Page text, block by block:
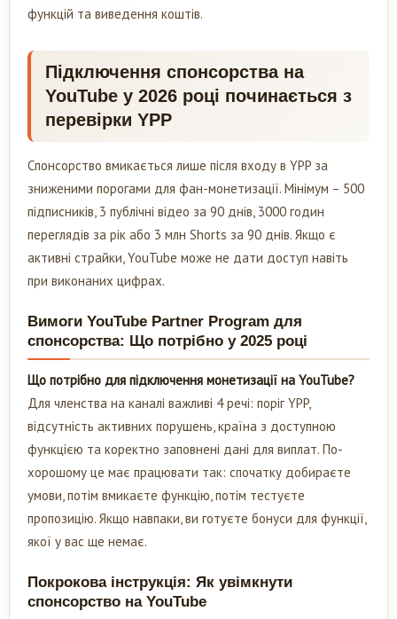
функцій та виведення коштів.
Підключення спонсорства на
YouTube у 2026 році починається з
перевірки YPP
Спонсорство вмикається лише після входу в YPP за
зниженими порогами для фан-монетизації. Мінімум – 500
підписників, 3 публічні відео за 90 днів, 3000 годин
переглядів за рік або 3 млн Shorts за 90 днів. Якщо є
активні страйки, YouTube може не дати доступ навіть
при виконаних цифрах.
Вимоги YouTube Partner Program для
спонсорства: Що потрібно у 2025 році
Що потрібно для підключення монетизації на YouTube?
Для членства на каналі важливі 4 речі: поріг YPP,
відсутність активних порушень, країна з доступною
функцією та коректно заповнені дані для виплат. По-
хорошому це має працювати так: спочатку добираєте
умови, потім вмикаєте функцію, потім тестуєте
пропозицію. Якщо навпаки, ви готуєте бонуси для функції,
якої у вас ще немає.
Покрокова інструкція: Як увімкнути
спонсорство на YouTube